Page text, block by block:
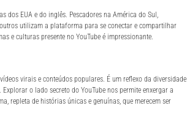
dos EUA e do inglês. Pescadores na América do Sul,
utilizam a plataforma para se conectar e compartilhar
e culturas presente no YouTube é impressionante.
virais e conteúdos populares. É um reflexo da diversidade
o lado secreto do YouTube nos permite enxergar a
repleta de histórias únicas e genuínas, que merecem ser